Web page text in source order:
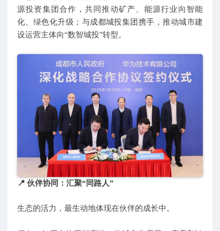
源投资集团合作，共同推动矿产、能源行业向智能
化、绿色化升级；与成都城投集团携手，推动城市建
设运营主体向“数智城投”转型。
📍 伙伴协同：汇聚“同路人”
生态的活力，最生动地体现在伙伴的成长中。